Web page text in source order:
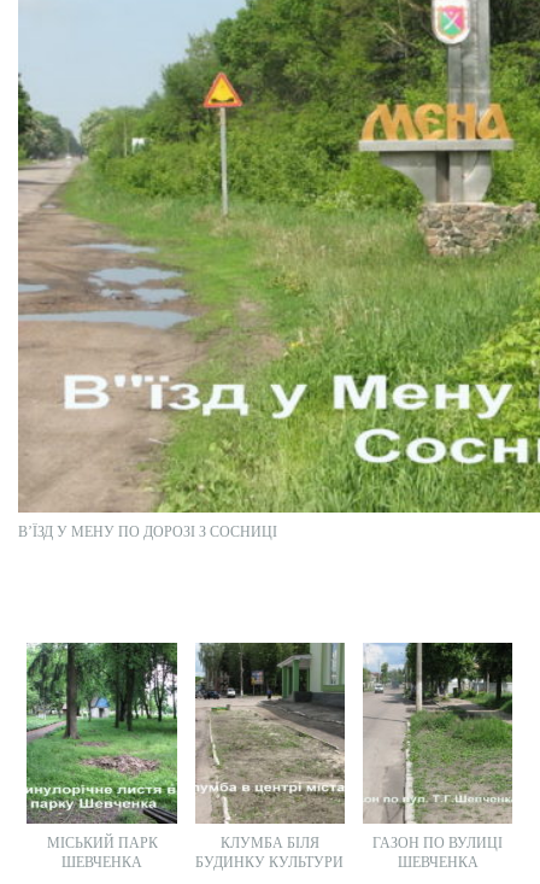
В’ЇЗД У МЕНУ ПО ДОРОЗІ З СОСНИЦІ
МІСЬКИЙ ПАРК
ШЕВЧЕНКА
КЛУМБА БІЛЯ
БУДИНКУ КУЛЬТУРИ
ГАЗОН ПО ВУЛИЦІ
ШЕВЧЕНКА